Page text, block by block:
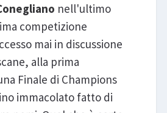
nell'ultimo
competizione
mai in discussione
alla prima
Finale di Champions
immacolato fatto di